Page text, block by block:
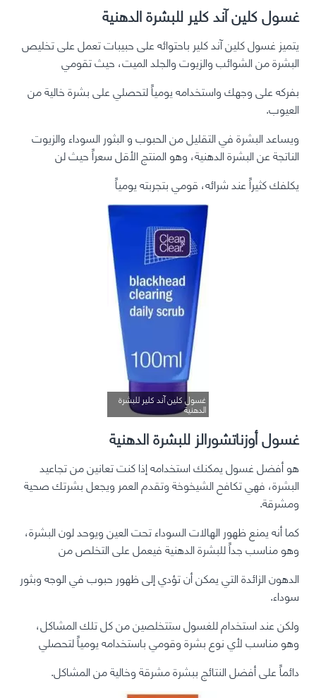
غسول كلين آند كلير للبشرة الدهنية
يتميز غسول كلين آند كلير باحتوائه على حبيبات تعمل على تخليص
البشرة من الشوائب والزيوت والجلد الميت، حيث تقومي
بفركه على وجهك واستخدامه يومياً لتحصلي على بشرة خالية من
العيوب.
ويساعد البشرة في التقليل من الحبوب و البثور السوداء والزيوت
الناتجة عن البشرة الدهنية، وهو المنتج الأقل سعراً حيث لن
يكلفك كثيراً عند شرائه، قومي بتجربته يومياً
غسول كلين آند كلير للبشرة
الدهنية
غسول أوزناتشورالز للبشرة الدهنية
هو أفضل غسول يمكنك استخدامه إذا كنت تعانين من تجاعيد
البشرة، فهي تكافح الشيخوخة وتقدم العمر ويجعل بشرتك صحية
ومشرقة.
كما أنه يمنع ظهور الهالات السوداء تحت العين ويوحد لون البشرة،
وهو مناسب جداً للبشرة الدهنية فيعمل على التخلص من
الدهون الزائدة التي يمكن أن تؤدي إلى ظهور حبوب في الوجه وبثور
سوداء.
ولكن عند استخدام للغسول ستتخلصين من كل تلك المشاكل،
وهو مناسب لأي نوع بشرة وقومي باستخدامه يومياً لتحصلي
دائماً على أفضل النتائج ببشرة مشرقة وخالية من المشاكل.